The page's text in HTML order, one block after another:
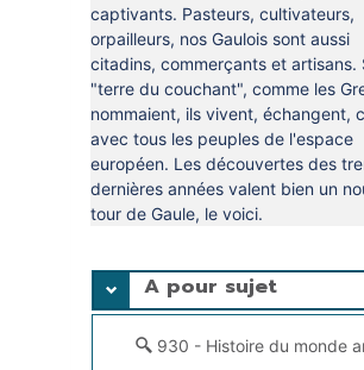
captivants. Pasteurs, cultivateurs,
orpailleurs, nos Gaulois sont aussi
citadins, commerçants et artisans.
"terre du couchant", comme les
nommaient, ils vivent, échangent,
avec tous les peuples de l'espace
européen. Les découvertes des
dernières années valent bien un
tour de Gaule, le voici.
A pour sujet
930 - Histoire du monde antique jusque